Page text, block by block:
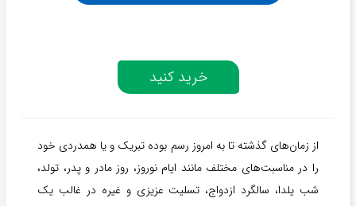
خرید کنید
از زمان‌های گذشته تا به امروز رسم بوده تبریک و یا همدردی خود
را در مناسبت‌های مختلف مانند ایام نوروز، روز مادر و پدر، تولد،
شب یلدا، سالگرد ازدواج، تسلیت عزیزی و غیره در غالب یک